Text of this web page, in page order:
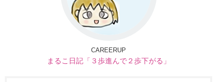
CAREERUP
まるこ日記「３歩進んで２歩下がる」